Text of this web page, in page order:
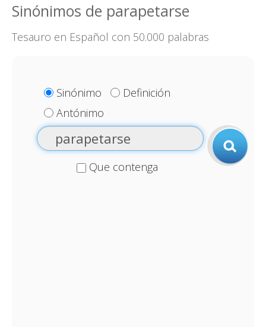
Sinónimos de parapetarse
Tesauro en Español con 50.000 palabras
Sinónimo
Definición
Antónimo
Que contenga